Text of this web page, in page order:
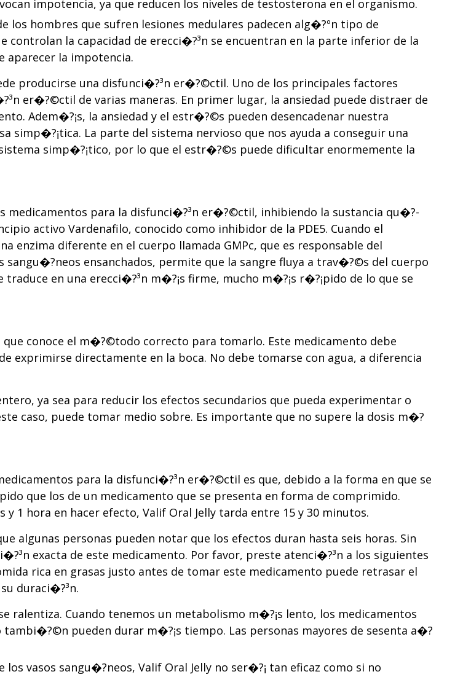
impotencia, ya que reducen los niveles de testosterona en el organismo.
los hombres que sufren lesiones medulares padecen alg�?ºn tipo de
la capacidad de erecci�?³n se encuentran en la parte inferior de la
aparecer la impotencia.
producirse una disfunci�?³n er�?©ctil. Uno de los principales factores
er�?©ctil de varias maneras. En primer lugar, la ansiedad puede distraer de
Adem�?¡s, la ansiedad y el estr�?©s pueden desencadenar nuestra
simp�?¡tica. La parte del sistema nervioso que nos ayuda a conseguir una
simp�?¡tico, por lo que el estr�?©s puede dificultar enormemente la
medicamentos para la disfunci�?³n er�?©ctil, inhibiendo la sustancia qu�?­
activo Vardenafilo, conocido como inhibidor de la PDE5. Cuando el
enzima diferente en el cuerpo llamada GMPc, que es responsable del
sangu�?­neos ensanchados, permite que la sangre fluya a trav�?©s del cuerpo
en una erecci�?³n m�?¡s firme, mucho m�?¡s r�?¡pido de lo que se
conoce el m�?©todo correcto para tomarlo. Este medicamento debe
exprimirse directamente en la boca. No debe tomarse con agua, a diferencia
ya sea para reducir los efectos secundarios que pueda experimentar o
caso, puede tomar medio sobre. Es importante que no supere la dosis m�?
para la disfunci�?³n er�?©ctil es que, debido a la forma en que se
que los de un medicamento que se presenta en forma de comprimido.
1 hora en hacer efecto, Valif Oral Jelly tarda entre 15 y 30 minutos.
algunas personas pueden notar que los efectos duran hasta seis horas. Sin
exacta de este medicamento. Por favor, preste atenci�?³n a los siguientes
rica en grasas justo antes de tomar este medicamento puede retrasar el
duraci�?³n.
ralentiza. Cuando tenemos un metabolismo m�?¡s lento, los medicamentos
pueden durar m�?¡s tiempo. Las personas mayores de sesenta a�?
vasos sangu�?­neos, Valif Oral Jelly no ser�?¡ tan eficaz como si no